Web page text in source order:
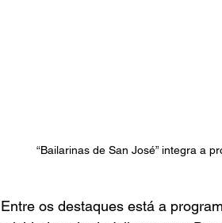
“Bailarinas de San José” integra a
Entre os destaques está a